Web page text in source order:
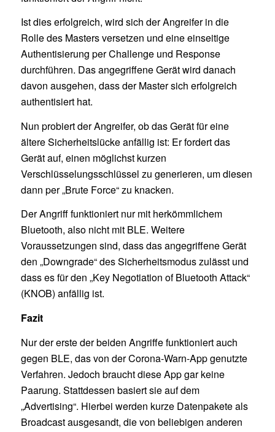
Ist dies erfolgreich, wird sich der Angreifer in die
Rolle des Masters versetzen und eine einseitige
Authentisierung per Challenge und Response
durchführen. Das angegriffene Gerät wird danach
davon ausgehen, dass der Master sich erfolgreich
authentisiert hat.
Nun probiert der Angreifer, ob das Gerät für eine
ältere Sicherheitslücke anfällig ist: Er fordert das
Gerät auf, einen möglichst kurzen
Verschlüsselungsschlüssel zu generieren, um diesen
dann per „Brute Force“ zu knacken.
Der Angriff funktioniert nur mit herkömmlichem
Bluetooth, also nicht mit BLE. Weitere
Voraussetzungen sind, dass das angegriffene Gerät
den „Downgrade“ des Sicherheitsmodus zulässt und
dass es für den „Key Negotiation of Bluetooth Attack“
(KNOB) anfällig ist.
Fazit
Nur der erste der beiden Angriffe funktioniert auch
gegen BLE, das von der Corona-Warn-App genutzte
Verfahren. Jedoch braucht diese App gar keine
Paarung. Stattdessen basiert sie auf dem
„Advertising“. Hierbei werden kurze Datenpakete als
Broadcast ausgesandt, die von beliebigen anderen